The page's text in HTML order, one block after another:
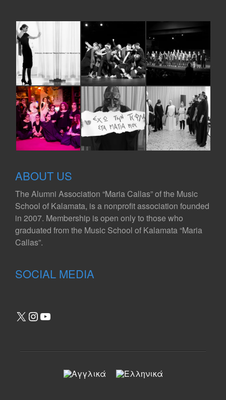
ABOUT US
The Alumni Association “Maria Callas” of the Music
School of Kalamata, is a nonprofit association founded
in 2007. Membership is open only to those who
graduated from the Music School of Kalamata “Maria
Callas”.
SOCIAL MEDIA
X Instagram
YouTube